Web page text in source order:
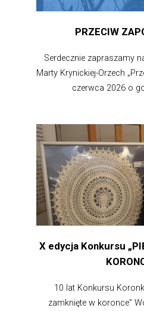
PRZECIW
Serdecznie zapraszamy
Marty Krynickiej-Orzech
czerwca 2026 o
X edycja Konkursu
10 lat Konkursu
zamknięte w koronce”